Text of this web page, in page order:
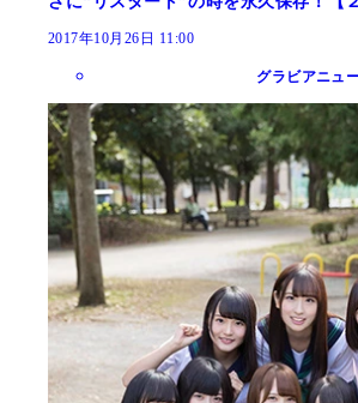
2017年10月26日 11:00
グラビアニュ